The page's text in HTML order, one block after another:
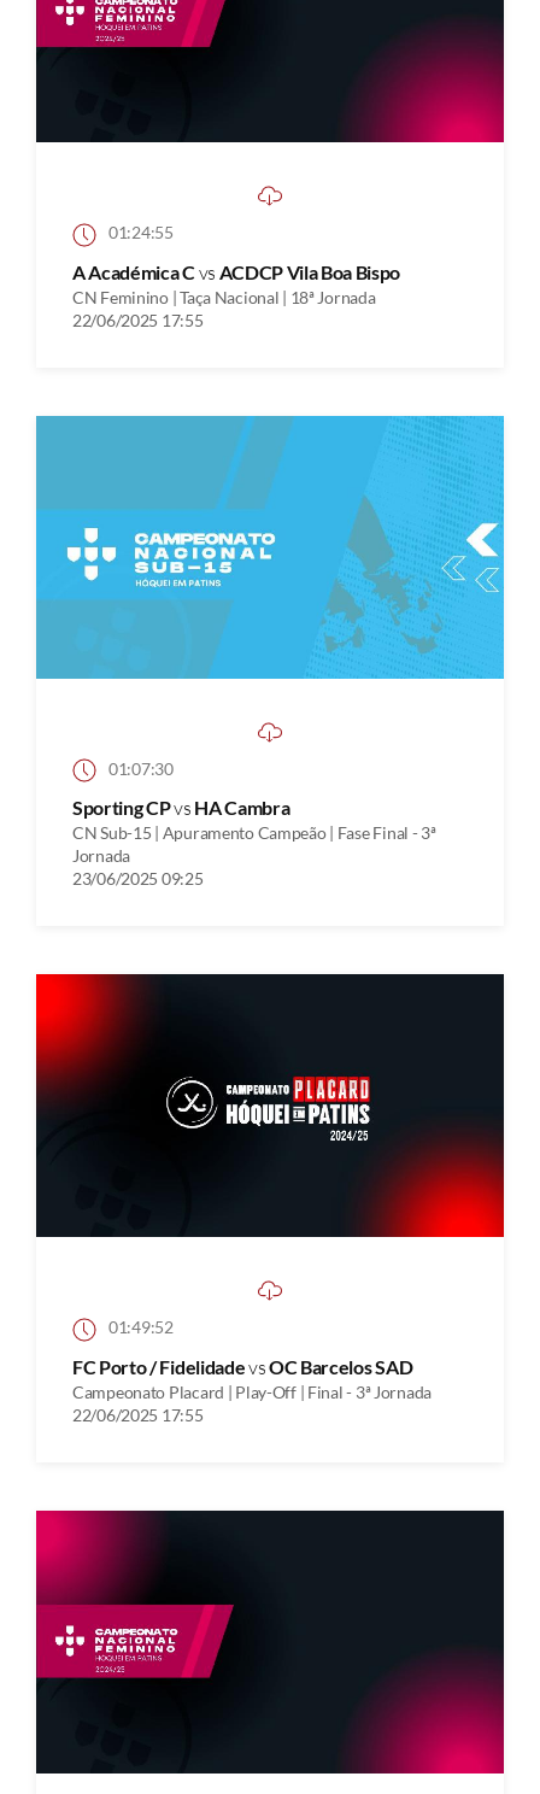
01:24:55
A Académica Cvs ACDCP Vila Boa Bispo
CN Feminino | Taça Nacional | 18ª Jornada
22/06/2025 17:55
01:07:30
Sporting CPvs HA Cambra
CN Sub-15 | Apuramento Campeão | Fase Final - 3ª
Jornada
23/06/2025 09:25
01:49:52
FC Porto / FidelidadevsOC Barcelos SAD
Campeonato Placard | Play-Off | Final - 3ª Jornada
22/06/2025 17:55